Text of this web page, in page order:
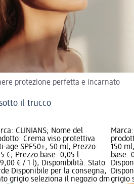
protezione perfetta e incarnato
il trucco
CLINIANS; Nome del
Crema viso protettiva
age SPF50+, 50 ml; Prezzo:
€; Prezzo base: 0,05 l
€ / 1 l); Disponibilità: Stato
Disponibile per la consegna,
grigio seleziona il negozio dm
150
base:
grigio